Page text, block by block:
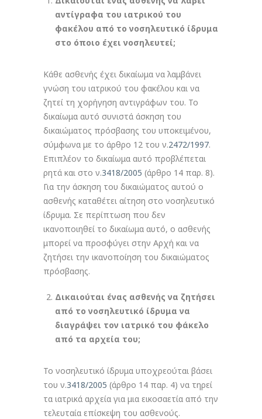
αντίγραφα του ιατρικού του
φακέλου από το νοσηλευτικό ίδρυμα
στο όποιο έχει νοσηλευτεί;
Κάθε ασθενής έχει δικαίωμα να λαμβάνει
γνώση του ιατρικού του φακέλου και να
ζητεί τη χορήγηση αντιγράφων του. Το
δικαίωμα αυτό συνιστά άσκηση του
δικαιώματος πρόσβασης του υποκειμένου,
σύμφωνα με το άρθρο 12 του ν.2472/1997.
Επιπλέον το δικαίωμα αυτό προβλέπεται
ρητά και στο ν.3418/2005 (άρθρο 14 παρ. 8).
Για την άσκηση του δικαιώματος αυτού ο
ασθενής καταθέτει αίτηση στο νοσηλευτικό
ίδρυμα. Σε περίπτωση που δεν
ικανοποιηθεί το δικαίωμα αυτό, ο ασθενής
μπορεί να προσφύγει στην Αρχή και να
ζητήσει την ικανοποίηση του δικαιώματος
πρόσβασης.
Δικαιούται ένας ασθενής να ζητήσει
από το νοσηλευτικό ίδρυμα να
διαγράψει τον ιατρικό του φάκελο
από τα αρχεία του;
Το νοσηλευτικό ίδρυμα υποχρεούται βάσει
του ν.3418/2005 (άρθρο 14 παρ. 4) να τηρεί
τα ιατρικά αρχεία για μια εικοσαετία από την
τελευταία επίσκεψη του ασθενούς.